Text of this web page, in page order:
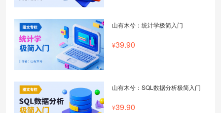
山有木兮：统计学极简入门
39.90
山有木兮：SQL数据分析极简入门
39.90